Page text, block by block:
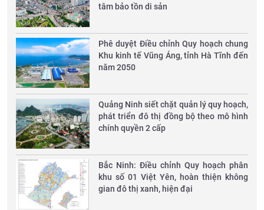
tâm bảo tồn di sản
Phê duyệt Điều chỉnh Quy hoạch chung
Khu kinh tế Vũng Áng, tỉnh Hà Tĩnh đến
năm 2050
Quảng Ninh siết chặt quản lý quy hoạch,
phát triển đô thị đồng bộ theo mô hình
chính quyền 2 cấp
Bắc Ninh: Điều chỉnh Quy hoạch phân
khu số 01 Việt Yên, hoàn thiện không
gian đô thị xanh, hiện đại